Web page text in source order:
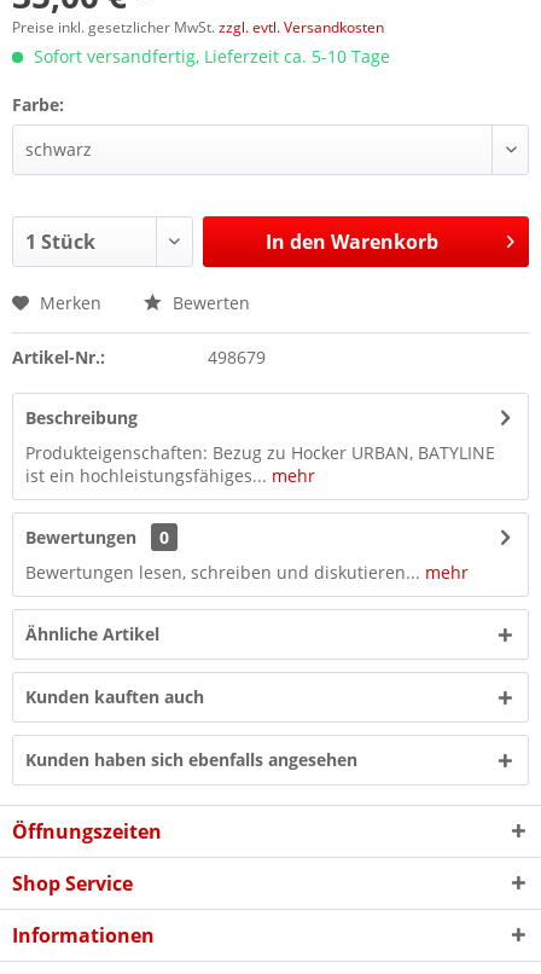
Preise inkl. gesetzlicher MwSt.zzgl. evtl. Versandkosten
Sofort versandfertig, Lieferzeit ca. 5-10 Tage
Farbe:
In den Warenkorb
Merken Bewerten
Artikel-Nr.: 498679
Beschreibung
Produkteigenschaften: Bezug zu Hocker URBAN, BATYLINE
ist ein hochleistungsfähiges... mehr
Bewertungen
0
Bewertungen lesen, schreiben und diskutieren... mehr
Ähnliche Artikel
Kunden kauften auch
Kunden haben sich ebenfalls angesehen
Öffnungszeiten
Shop Service
Informationen